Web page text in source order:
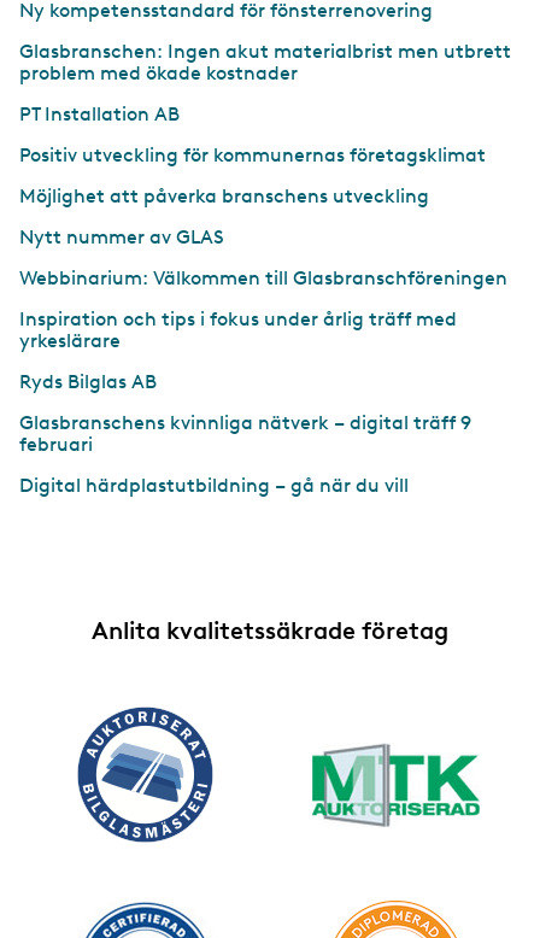
Ny kompetensstandard för fönsterrenovering
Glasbranschen: Ingen akut materialbrist men utbrett
problem med ökade kostnader
PT Installation AB
Positiv utveckling för kommunernas företagsklimat
Möjlighet att påverka branschens utveckling
Nytt nummer av GLAS
Webbinarium: Välkommen till Glasbranschföreningen
Inspiration och tips i fokus under årlig träff med
yrkeslärare
Ryds Bilglas AB
Glasbranschens kvinnliga nätverk – digital träff 9
februari
Digital härdplastutbildning – gå när du vill
Anlita kvalitetssäkrade företag